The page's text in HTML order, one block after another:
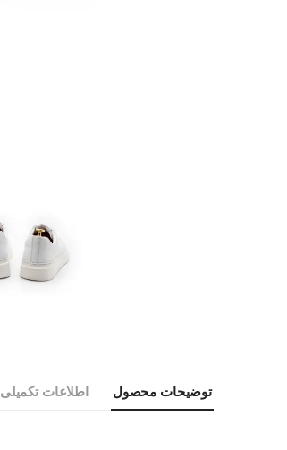
توضیحات محصول اطلاعات تکمیلی